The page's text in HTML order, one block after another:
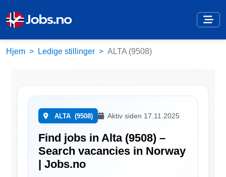
Hjem Ledige stillinger ALTA (9508)
ALTA (9508) Aktiv siden 17.11.2025
Find jobs in Alta (9508) –
Search vacancies in Norway
| Jobs.no